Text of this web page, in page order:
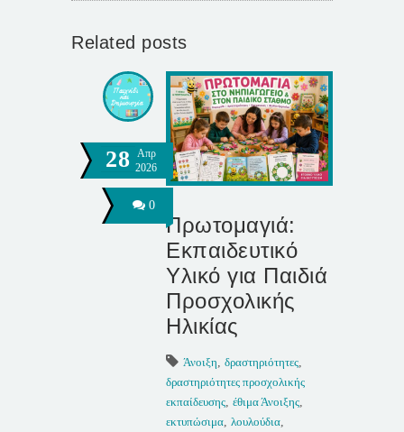
Related posts
28 Απρ
2026
0
Πρωτομαγιά:
Εκπαιδευτικό
Υλικό για Παιδιά
Προσχολικής
Ηλικίας
Άνοιξη, δραστηριότητες,
δραστηριότητες προσχολικής
εκπαίδευσης, έθιμα Άνοιξης,
εκτυπώσιμα, λουλούδια,